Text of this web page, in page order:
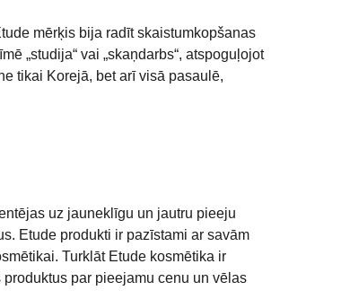
mērķis bija radīt skaistumkopšanas
„studija“ vai „skaņdarbs“, atspoguļojot
tikai Korejā, bet arī visā pasaulē,
uz jauneklīgu un jautru pieeju
Etude produkti ir pazīstami ar savām
Turklāt Etude kosmētika ir
par pieejamu cenu un vēlas